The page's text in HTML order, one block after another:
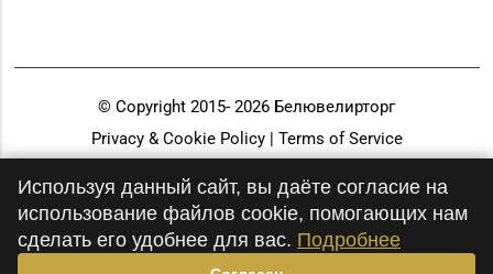
© Copyright 2015- 2026 Белювелирторг
Privacy & Cookie Policy | Terms of Service
Используя данный сайт, вы даёте согласие на
использование файлов cookie, помогающих нам
сделать его удобнее для вас. Подробнее